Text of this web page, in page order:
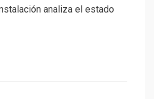
analiza el estado